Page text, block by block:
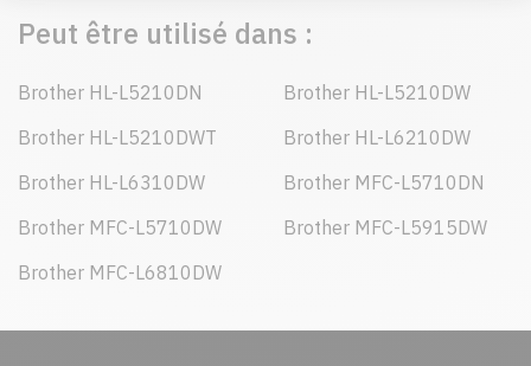
Peut être utilisé dans :
Brother HL-L5210DN
Brother HL-L5210DW
Brother HL-L5210DWT
Brother HL-L6210DW
Brother HL-L6310DW
Brother MFC-L5710DN
Brother MFC-L5710DW
Brother MFC-L5915DW
Brother MFC-L6810DW